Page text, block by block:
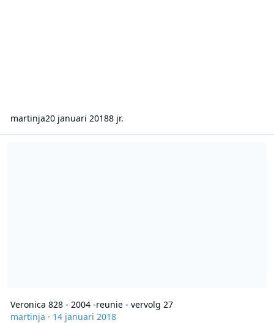
martinja20 januari 20188 jr.
Veronica 828 - 2004 -reunie - vervolg 27
martinja · 14 januari 2018